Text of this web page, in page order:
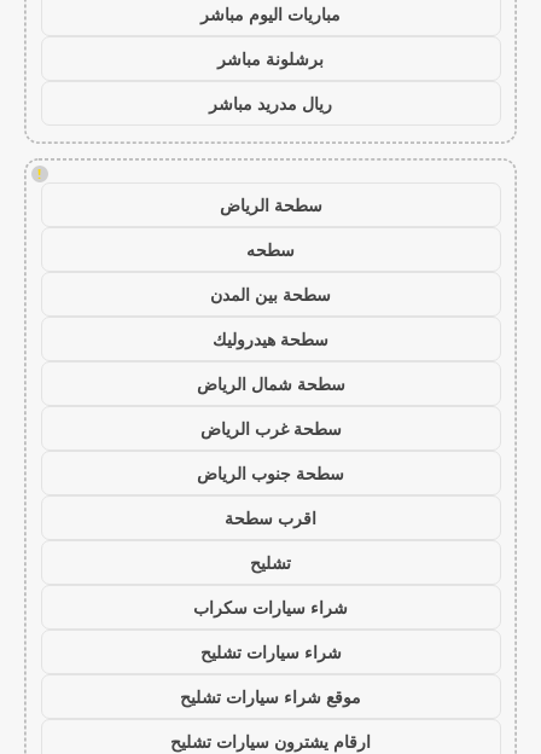
مباريات اليوم مباشر
برشلونة مباشر
ريال مدريد مباشر
!
سطحة الرياض
سطحه
سطحة بين المدن
سطحة هيدروليك
سطحة شمال الرياض
سطحة غرب الرياض
سطحة جنوب الرياض
اقرب سطحة
تشليح
شراء سيارات سكراب
شراء سيارات تشليح
موقع شراء سيارات تشليح
ارقام يشترون سيارات تشليح